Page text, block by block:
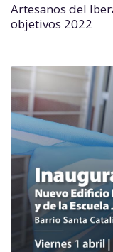
Artesanos del
objetivos 2022